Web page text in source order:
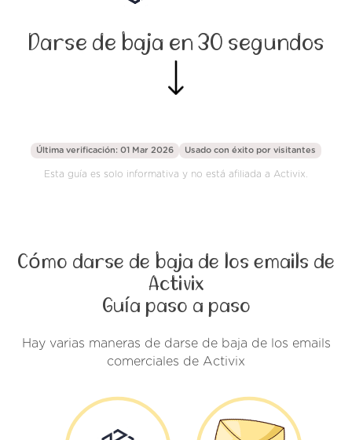
Darse de baja en 30 segundos
Última verificación: 01 Mar 2026 Usado con éxito por visitantes
Esta guía es solo informativa y no está afiliada a Activix.
Cómo darse de baja de los emails de
Activix
Guía paso a paso
Hay varias maneras de darse de baja de los emails
comerciales de Activix